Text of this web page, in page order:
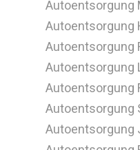
Autoentsorgung
Autoentsorgung
Autoentsorgung
Autoentsorgung
Autoentsorgung
Autoentsorgung
Autoentsorgung